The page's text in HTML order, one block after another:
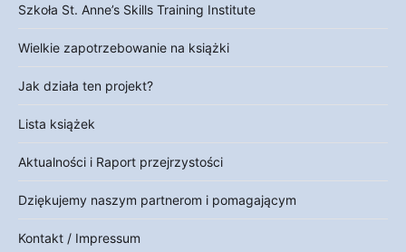
Szkoła St. Anne’s Skills Training Institute
Wielkie zapotrzebowanie na książki
Jak działa ten projekt?
Lista książek
Aktualności i Raport przejrzystości
Dziękujemy naszym partnerom i pomagającym
Kontakt / Impressum